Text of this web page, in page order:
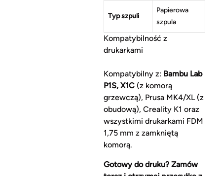
Typ szpuli
Papierowa
szpula
Kompatybilność z
drukarkami
Kompatybilny z: Bambu Lab
P1S, X1C(z komorą
grzewczą), Prusa MK4/XL (z
obudową), Creality K1 oraz
wszystkimi drukarkami FDM
1,75 mm z zamkniętą
komorą.
Gotowy do druku? Zamów